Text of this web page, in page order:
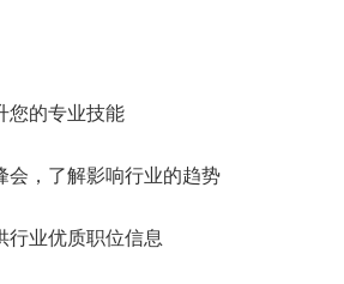
的专业技能
，了解影响行业的趋势
业优质职位信息